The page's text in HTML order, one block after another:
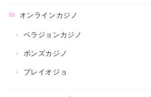
オンラインカジノ
ベラジョンカジノ
ボンズカジノ
プレイオジョ